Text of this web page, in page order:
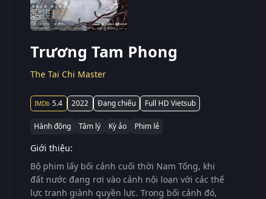
Trương Tam Phong
The Tai Chi Master
5.4 2022 Đang chiếu Full HD Vietsub
Hành động Tâm lý Kỳ ảo Phim lẻ
Giới thiệu:
Bộ phim lấy bối cảnh cuối thời Nam Tống, khi
đất nước đang rơi vào cảnh nội loạn với các thế
lực tranh giành quyền lực. Trong bối cảnh đó,